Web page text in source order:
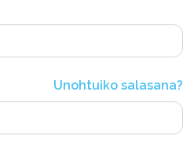
Unohtuiko salasana?